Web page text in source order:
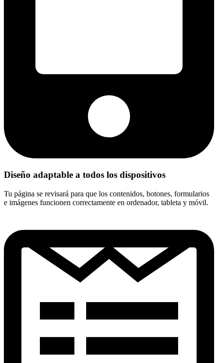
Diseño adaptable a todos los dispositivos
Tu página se revisará para que los contenidos, botones, formularios
e imágenes funcionen correctamente en ordenador, tableta y móvil.